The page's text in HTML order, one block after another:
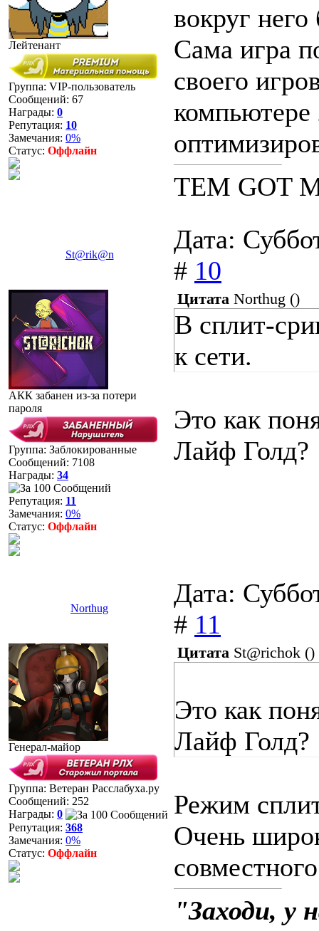
Лейтенант
Группа: VIP-пользователь
Сообщений: 67
Награды: 0
Репутация: 10
Замечания: 0%
Статус: Оффлайн
вокруг
Сама игра
своего
компьютере
TEM GOT
St@rik@n
Дата:
# 10
АКК забанен из-за потери
пароля
Группа: Заблокированные
Сообщений: 7108
Награды: 34
Репутация: 11
Замечания: 0%
Статус: Оффлайн
Цитата Northug ()
В сплит-
к сети.
Это как
Лайф Голд?
Northug
Дата:
# 11
Генерал-майор
Группа: Ветеран Расслабуха.ру
Сообщений: 252
Награды: 0
Репутация: 368
Замечания: 0%
Статус: Оффлайн
Цитата St@richok ()
Это как
Лайф Голд?
Режим
Очень
"Заходи, у